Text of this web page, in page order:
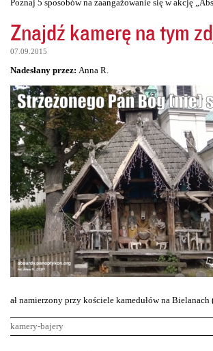
Poznaj 5 sposobów na zaangażowanie się w akcję
Znajdź kamerę na tym
07.09.2015
Nadesłany przez: Anna R.
ał namierzony przy kościele kamedułów na Bielanach
kamery-bajery